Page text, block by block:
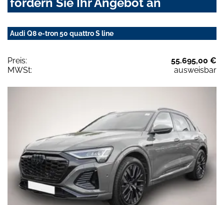
Audi Q8 e-tron 50 quattro S line
Preis:
55.695,00 €
MWSt:
ausweisbar